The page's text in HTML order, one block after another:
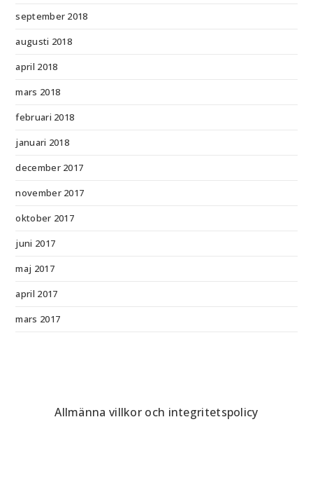
september 2018
augusti 2018
april 2018
mars 2018
februari 2018
januari 2018
december 2017
november 2017
oktober 2017
juni 2017
maj 2017
april 2017
mars 2017
Allmänna villkor och integritetspolicy